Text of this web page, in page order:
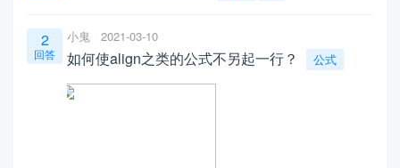
2
回答
小鬼 2021-03-10
如何使align之类的公式不另起一行？ 公式